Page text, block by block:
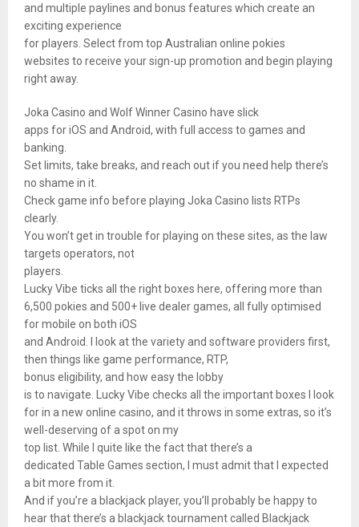
and multiple paylines and bonus features which create an
exciting experience
for players. Select from top Australian online pokies
websites to receive your sign-up promotion and begin playing
right away.
Joka Casino and Wolf Winner Casino have slick
apps for iOS and Android, with full access to games and
banking.
Set limits, take breaks, and reach out if you need help there’s
no shame in it.
Check game info before playing Joka Casino lists RTPs
clearly.
You won’t get in trouble for playing on these sites, as the law
targets operators, not
players.
Lucky Vibe ticks all the right boxes here, offering more than
6,500 pokies and 500+ live dealer games, all fully optimised
for mobile on both iOS
and Android. I look at the variety and software providers first,
then things like game performance, RTP,
bonus eligibility, and how easy the lobby
is to navigate. Lucky Vibe checks all the important boxes I look
for in a new online casino, and it throws in some extras, so it’s
well-deserving of a spot on my
top list. While I quite like the fact that there’s a
dedicated Table Games section, I must admit that I expected
a bit more from it.
And if you’re a blackjack player, you’ll probably be happy to
hear that there’s a blackjack tournament called Blackjack